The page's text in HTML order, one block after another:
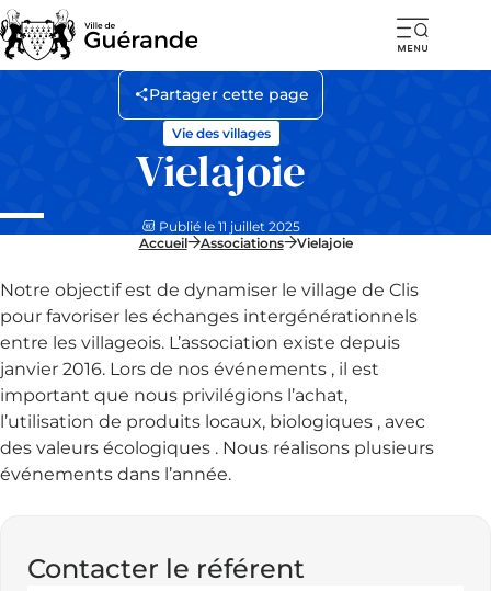
Vielajoie
Vie des villages
Publié le 11 juillet 2025
Partager cette page
Accueil Associations Vielajoie
Notre objectif est de dynamiser le village de Clis
pour favoriser les échanges intergénérationnels
entre les villageois. L’association existe depuis
janvier 2016. Lors de nos événements , il est
important que nous privilégions l’achat,
l’utilisation de produits locaux, biologiques , avec
des valeurs écologiques . Nous réalisons plusieurs
événements dans l’année.
Contacter le référent